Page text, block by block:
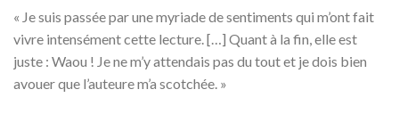
« Je suis passée par une myriade de sentiments qui m’ont fait
vivre intensément cette lecture. […] Quant à la fin, elle est
juste : Waou ! Je ne m’y attendais pas du tout et je dois bien
avouer que l’auteure m’a scotchée. »